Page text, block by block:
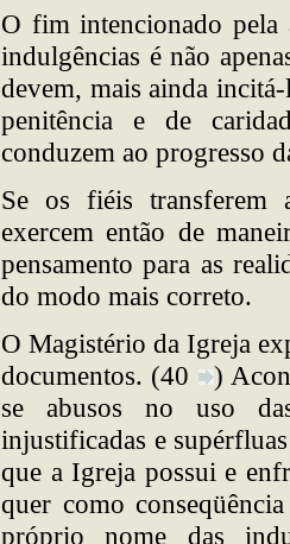
O fim intencionado pela
indulgências é não
devem, mais ainda
penitência e de
conduzem ao progresso
Se os fiéis transferem
exercem então de
pensamento para as
do modo mais correto.
O Magistério da Igreja
documentos. (40
)
se abusos no uso
injustificadas e
que a Igreja possui e
quer como
próprio nome das